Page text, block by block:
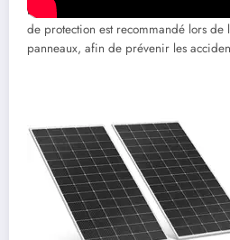
La sécurité est également primordiale.
de protection est recommandé lors de
panneaux, afin de prévenir les